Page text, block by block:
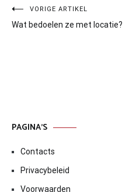
Bericht
navigatie
VORIGE ARTIKEL
Wat bedoelen ze met locatie?
PAGINA’S
Contacts
Privacybeleid
Voorwaarden